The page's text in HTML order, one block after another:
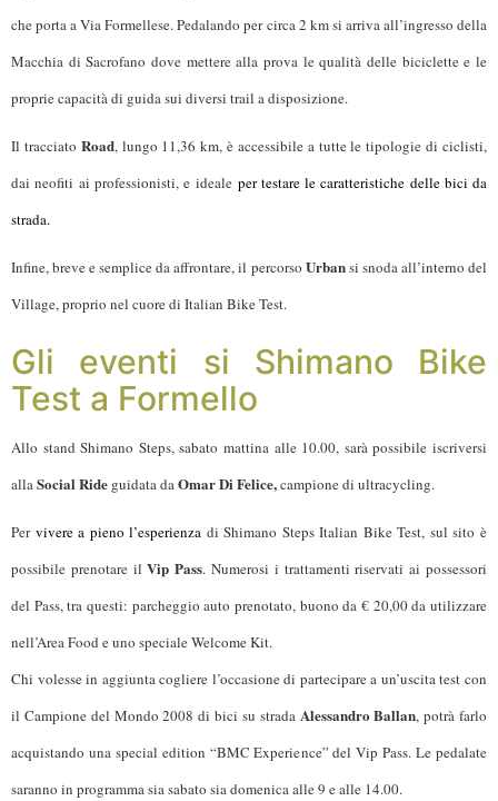
che porta a Via Formellese. Pedalando per circa 2 km si arriva all’ingresso della
Macchia di Sacrofano dove mettere alla prova le qualità delle biciclette e le
proprie capacità di guida sui diversi trail a disposizione.
Il tracciato Road, lungo 11,36 km, è accessibile a tutte le tipologie di ciclisti,
dai neofiti ai professionisti, e ideale per testare le caratteristiche delle bici da
strada.
Infine, breve e semplice da affrontare, il percorso Urbansi snoda all’interno del
Village, proprio nel cuore di Italian Bike Test.
Gli eventi si Shimano Bike
Test a Formello
Allo stand Shimano Steps, sabato mattina alle 10.00, sarà possibile iscriversi
allaSocial Ride guidata daOmar Di Felice,campione di ultracycling.
Per vivere a pieno l’esperienza di Shimano Steps Italian Bike Test, sul sito è
possibile prenotare ilVip Pass. Numerosi i trattamenti riservati ai possessori
del Pass, tra questi: parcheggio auto prenotato, buono da € 20,00 da utilizzare
nell’Area Food e uno speciale Welcome Kit.
Chi volesse in aggiunta cogliere l’occasione di partecipare a un’uscita test con
il Campione del Mondo 2008 di bici su strada Alessandro Ballan, potrà farlo
acquistando una special edition “BMC Experience” del Vip Pass. Le pedalate
saranno in programma sia sabato sia domenica alle 9 e alle 14.00.